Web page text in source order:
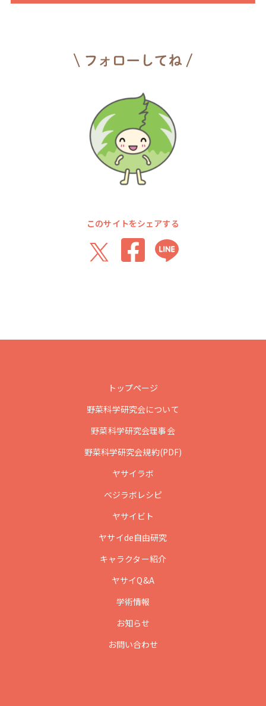
このサイトをシェアする
トップページ
野菜科学研究会について
野菜科学研究会理事会
野菜科学研究会規約(PDF)
ヤサイラボ
ベジラボレシピ
ヤサイビト
ヤサイde自由研究
キャラクター紹介
ヤサイQ&A
学術情報
お知らせ
お問い合わせ